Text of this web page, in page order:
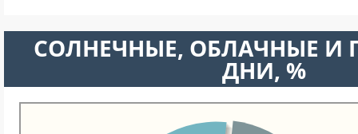
CОЛНЕЧНЫЕ, ОБЛАЧНЫЕ И
ДНИ, %